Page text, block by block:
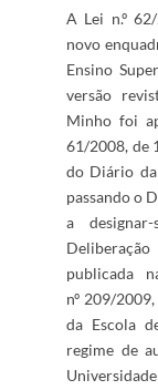
A Lei n.º
novo
Ensino
versão
Minho foi
61/2008, de
do Diário da
passando o
a
publicada
nº 209/
da Escola
regime de